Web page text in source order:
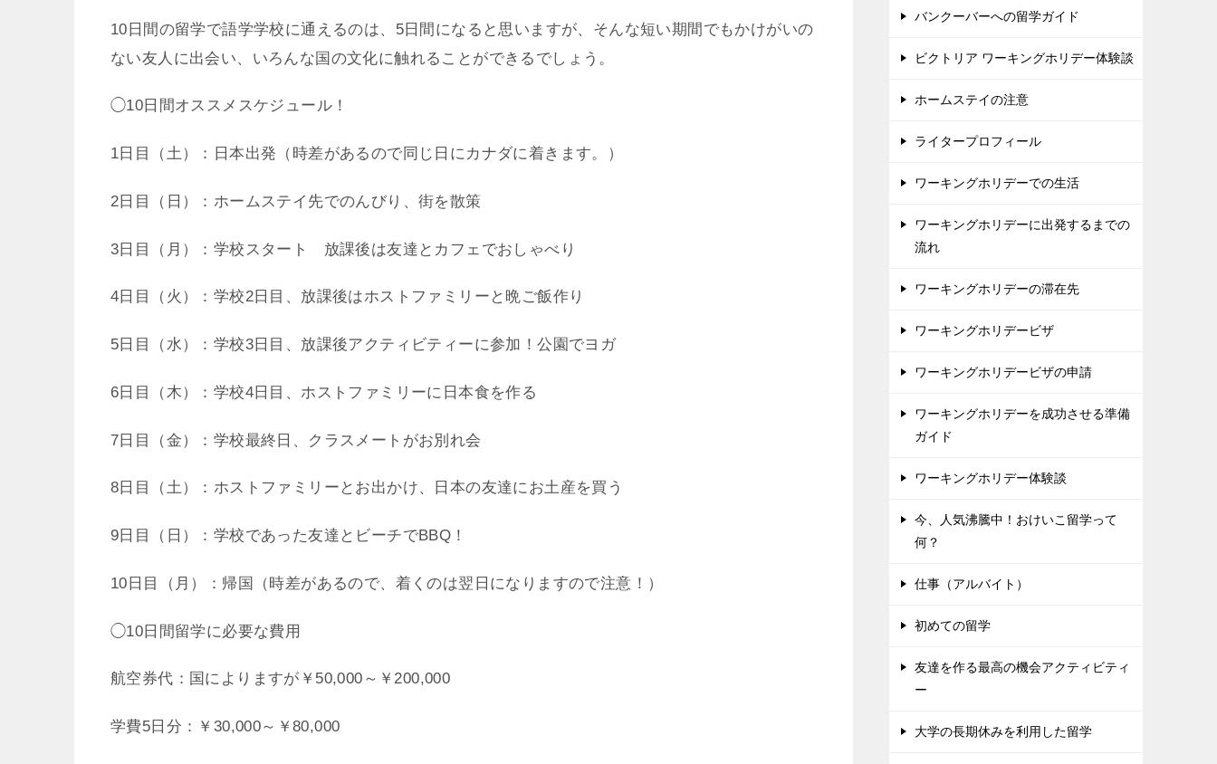
10日間の留学で語学学校に通えるのは、5日間になると思いますが、そんな短い期間でもかけがいの
ない友人に出会い、いろんな国の文化に触れることができるでしょう。
◯10日間オススメスケジュール！
1日目（土）：日本出発（時差があるので同じ日にカナダに着きます。）
2日目（日）：ホームステイ先でのんびり、街を散策
3日目（月）：学校スタート 放課後は友達とカフェでおしゃべり
4日目（火）：学校2日目、放課後はホストファミリーと晩ご飯作り
5日目（水）：学校3日目、放課後アクティビティーに参加！公園でヨガ
6日目（木）：学校4日目、ホストファミリーに日本食を作る
7日目（金）：学校最終日、クラスメートがお別れ会
8日目（土）：ホストファミリーとお出かけ、日本の友達にお土産を買う
9日目（日）：学校であった友達とビーチでBBQ！
10日目（月）：帰国（時差があるので、着くのは翌日になりますので注意！）
◯10日間留学に必要な費用
航空券代：国によりますが￥50,000～￥200,000
学費5日分：￥30,000～￥80,000
バンクーバーへの留学ガイド
ビクトリア ワーキングホリデー体験談
ホームステイの注意
ライタープロフィール
ワーキングホリデーでの生活
ワーキングホリデーに出発するまでの
流れ
ワーキングホリデーの滞在先
ワーキングホリデービザ
ワーキングホリデービザの申請
ワーキングホリデーを成功させる準備
ガイド
ワーキングホリデー体験談
今、人気沸騰中！おけいこ留学って
何？
仕事（アルバイト）
初めての留学
友達を作る最高の機会アクティビティ
ー
大学の長期休みを利用した留学